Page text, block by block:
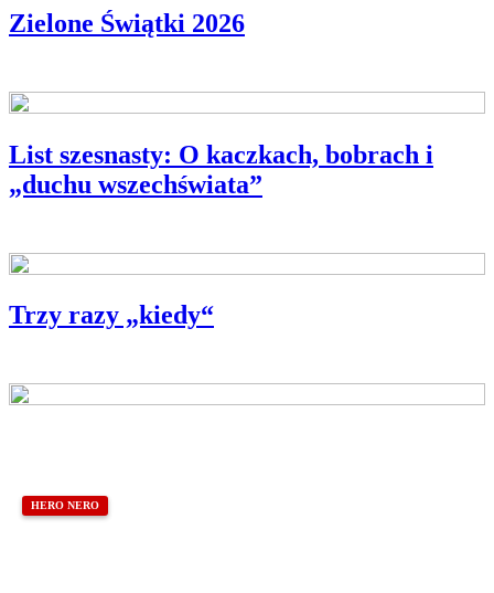
Zielone Świątki 2026
List szesnasty: O kaczkach, bobrach i
„duchu wszechświata”
Trzy razy „kiedy“
HERO NERO